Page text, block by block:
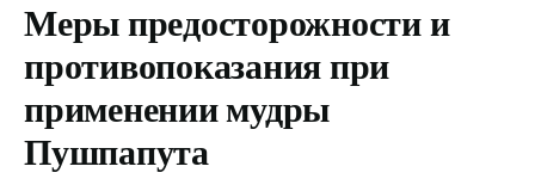
Меры предосторожности и
противопоказанияпри
применении мудры
Пушпапута